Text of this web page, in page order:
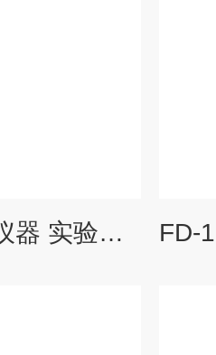
FD-1A-80川宏仪器 实验型冷冻干燥机搁板型冻干机